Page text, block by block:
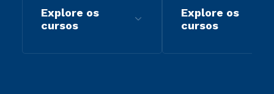
Explore os
cursos
Explore os
cursos